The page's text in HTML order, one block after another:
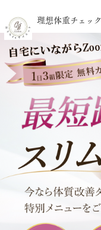
理想体重チェック